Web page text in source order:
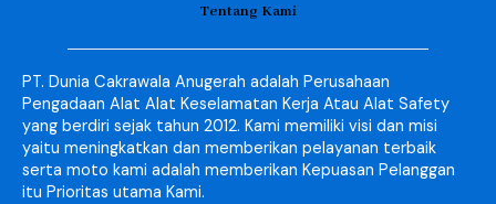
Tentang Kami
PT. Dunia Cakrawala Anugerah adalah Perusahaan
Pengadaan Alat Alat Keselamatan Kerja Atau Alat Safety
yang berdiri sejak tahun 2012. Kami memiliki visi dan misi
yaitu meningkatkan dan memberikan pelayanan terbaik
serta moto kami adalah memberikan Kepuasan Pelanggan
itu Prioritas utama Kami.